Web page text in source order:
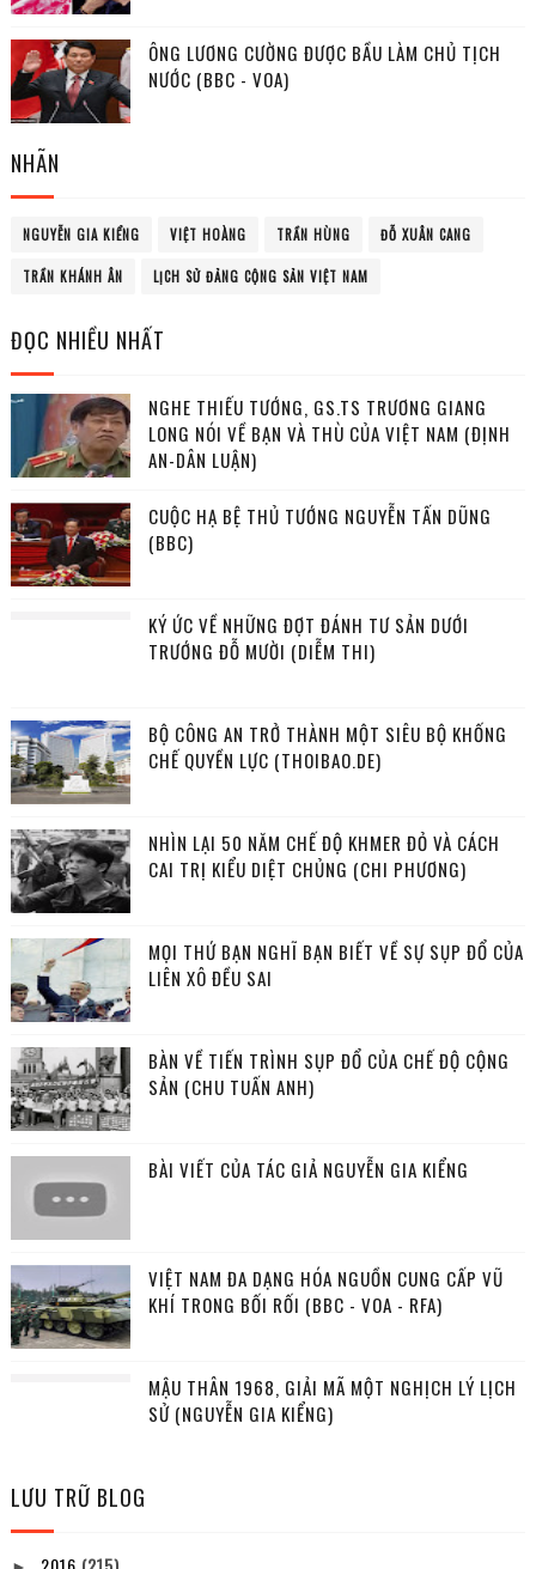
ÔNG LƯƠNG CƯỜNG ĐƯỢC BẦU LÀM CHỦ TỊCH
NƯỚC (BBC - VOA)
NHÃN
NGUYỄN GIA KIỂNG VIỆT HOÀNG TRẦN HÙNG ĐỖ XUÂN CANG
TRẦN KHÁNH ÂN LỊCH SỬ ĐẢNG CỘNG SẢN VIỆT NAM
ĐỌC NHIỀU NHẤT
NGHE THIẾU TƯỚNG, GS.TS TRƯƠNG GIANG
LONG NÓI VỀ BẠN VÀ THÙ CỦA VIỆT NAM (ĐỊNH
AN-DÂN LUẬN)
CUỘC HẠ BỆ THỦ TƯỚNG NGUYỄN TẤN DŨNG
(BBC)
KÝ ỨC VỀ NHỮNG ĐỢT ĐÁNH TƯ SẢN DƯỚI
TRƯỚNG ĐỖ MƯỜI (DIỄM THI)
BỘ CÔNG AN TRỞ THÀNH MỘT SIÊU BỘ KHỐNG
CHẾ QUYỀN LỰC (THOIBAO.DE)
NHÌN LẠI 50 NĂM CHẾ ĐỘ KHMER ĐỎ VÀ CÁCH
CAI TRỊ KIỂU DIỆT CHỦNG (CHI PHƯƠNG)
MỌI THỨ BẠN NGHĨ BẠN BIẾT VỀ SỰ SỤP ĐỔ CỦA
LIÊN XÔ ĐỀU SAI
BÀN VỀ TIẾN TRÌNH SỤP ĐỔ CỦA CHẾ ĐỘ CỘNG
SẢN (CHU TUẤN ANH)
BÀI VIẾT CỦA TÁC GIẢ NGUYỄN GIA KIỂNG
VIỆT NAM ĐA DẠNG HÓA NGUỒN CUNG CẤP VŨ
KHÍ TRONG BỐI RỐI (BBC - VOA - RFA)
MẬU THÂN 1968, GIẢI MÃ MỘT NGHỊCH LÝ LỊCH
SỬ (NGUYỄN GIA KIỂNG)
LƯU TRỮ BLOG